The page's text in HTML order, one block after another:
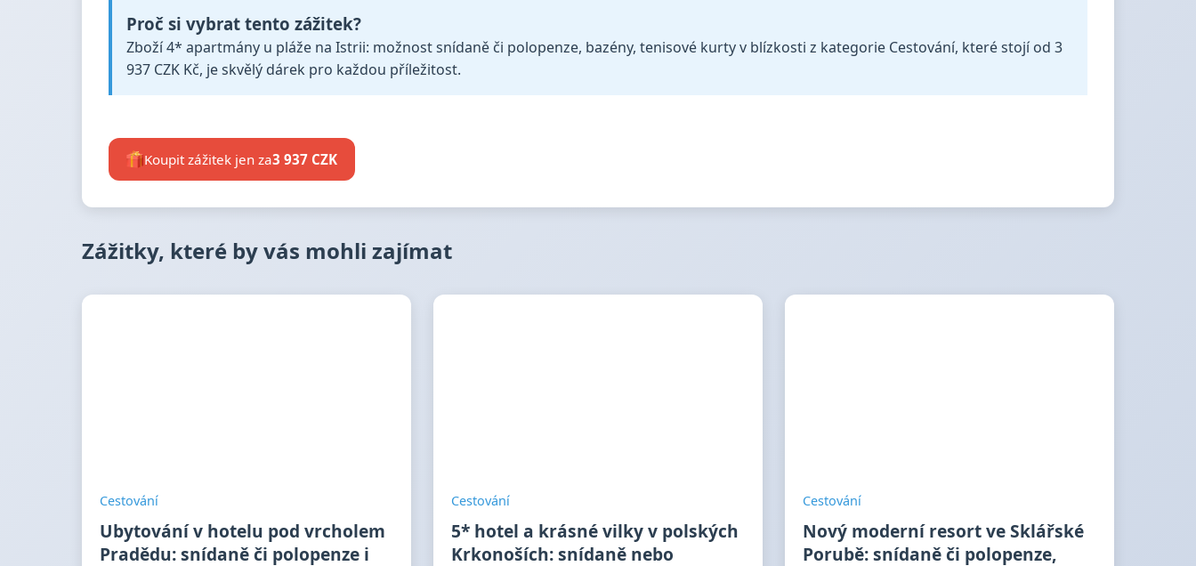
Proč si vybrat tento zážitek?
Zboží 4* apartmány u pláže na Istrii: možnost snídaně či polopenze, bazény, tenisové kurty v blízkosti z kategorie Cestování, které stojí od 3
937 CZK Kč, je skvělý dárek pro každou příležitost.
Koupit zážitek jen za3 937 CZK
Zážitky, které by vás mohli zajímat
Cestování
Ubytování v hotelu pod vrcholem
Pradědu: snídaně či polopenze i
Cestování
5* hotel a krásné vilky v polských
Krkonoších: snídaně nebo
Cestování
Nový moderní resort ve Sklářské
Porubě: snídaně či polopenze,